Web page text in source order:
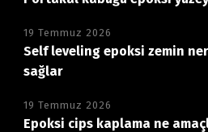
19 Temmuz 2026
Self leveling epoksi zemin
sağlar
19 Temmuz 2026
Epoksi cips kaplama ne